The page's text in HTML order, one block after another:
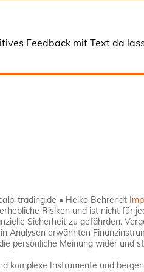
Feedback mit Text da
trading.de • Heiko Behrendt
Risiken und ist nicht für
Sicherheit zu gefährden.
Analysen erwähnten
persönliche Meinung wider
komplexe Instrumente und